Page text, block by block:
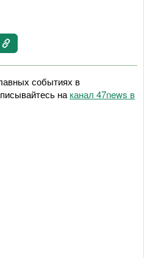
событиях в
на канал 47news в